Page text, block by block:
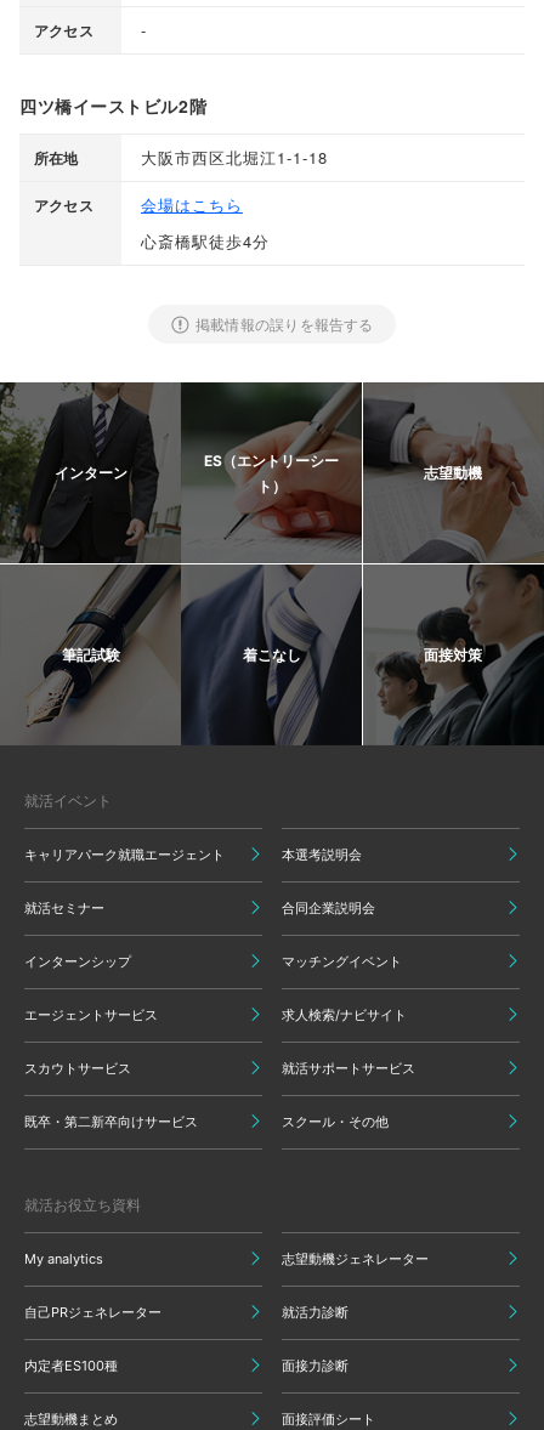
アクセス -
四ツ橋イーストビル2階
所在地 大阪市西区北堀江1-1-18
アクセス
会場はこちら
心斎橋駅徒歩4分
掲載情報の誤りを報告する
インターン
ES（エントリーシー
ト）
志望動機
筆記試験 着こなし 面接対策
就活イベント
キャリアパーク就職エージェント 本選考説明会
就活セミナー 合同企業説明会
インターンシップ マッチングイベント
エージェントサービス 求人検索/ナビサイト
スカウトサービス 就活サポートサービス
既卒・第二新卒向けサービス スクール・その他
就活お役立ち資料
My analytics 志望動機ジェネレーター
自己PRジェネレーター 就活力診断
内定者ES100種 面接力診断
志望動機まとめ 面接評価シート